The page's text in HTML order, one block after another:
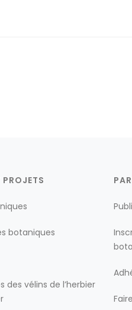
botaniques
des vélins de l’herbier